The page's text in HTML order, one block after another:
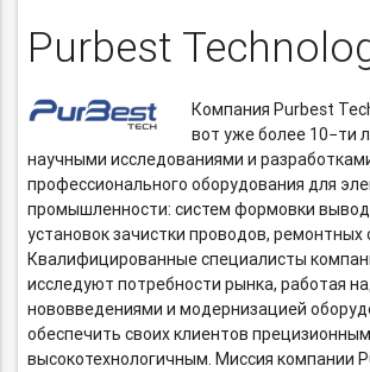
Purbest
Компания Purbest
вот уже более 10−ти
научными исследованиями и
профессионального оборудования для
промышленности: систем формовки
установок зачистки проводов, ремонтных
Квалифицированные специалисты
исследуют потребности рынка, работая
нововведениями и модернизацией
обеспечить своих клиентов прецизионным
высокотехнологичным. Миссия компании